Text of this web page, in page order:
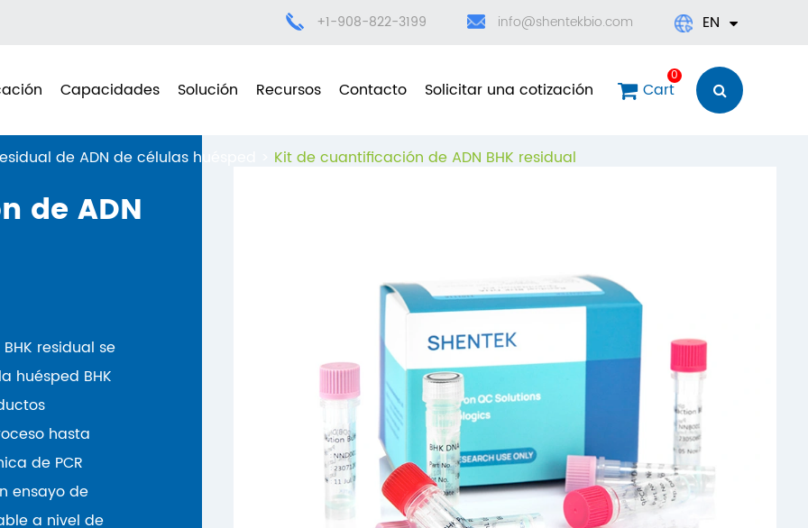
+1-908-822-3199 info@shentekbio.com
EN
Español
العربية
Capacidades Solución Recursos Contacto Solicitar una cotización Cart
0
de ADN de células huésped Kit de cuantificación de ADN BHK residual
de ADN
residual se
huésped BHK
hasta
de PCR
ensayo de
a nivel de